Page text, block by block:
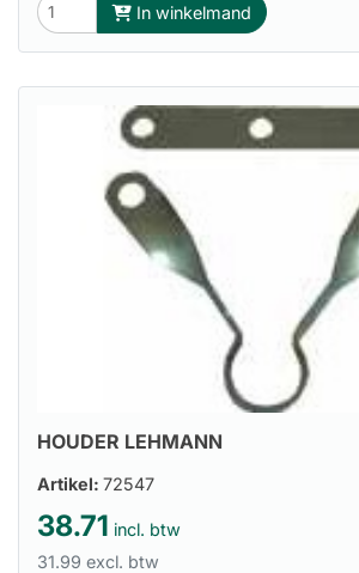
In winkelmand
HOUDER LEHMANN
Artikel: 72547
38.71 incl. btw
31.99 excl. btw